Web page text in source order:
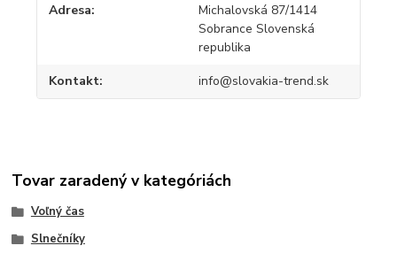
Adresa
Michalovská 87/1414
Sobrance Slovenská
republika
Kontakt info@slovakia-trend.sk
Tovar zaradený v kategóriách
Voľný čas
Slnečníky